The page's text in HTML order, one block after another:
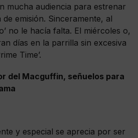
mucha audiencia para estrenar
emisión. Sinceramente, al
no le hacía falta. El miércoles o,
días en la parrilla sin excesiva
Time’.
del Macguffin, señuelos para
y especial se aprecia por ser